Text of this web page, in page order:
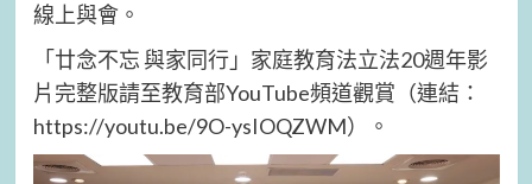
線上與會。
「廿念不忘 與家同行」家庭教育法立法20週年影
片完整版請至教育部YouTube頻道觀賞（連結：
https://youtu.be/9O-ysIOQZWM）。